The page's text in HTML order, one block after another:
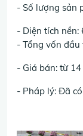
- Số lượng sản
- Diện tích nền:
- Tổng vốn
- Giá bán: từ
- Pháp lý: Đã